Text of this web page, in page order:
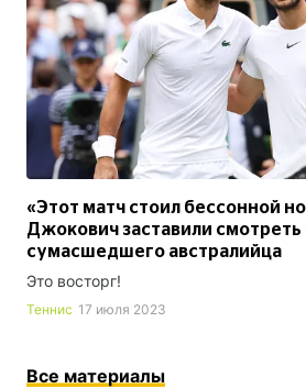
«Этот матч стоил бессонной
Джокович заставили
сумасшедшего австралийца
Это восторг!
Теннис 17 июля 2023
Все материалы